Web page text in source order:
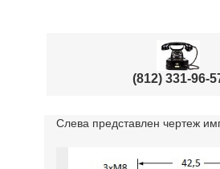
(812) 331-96-
Слева представлен чертеж